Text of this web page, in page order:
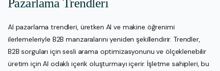
Pazarlama Trendleri
AI pazarlama trendleri, üretken AI ve makine öğrenimi
ilerlemeleriyle B2B manzaralarını yeniden şekillendirir. Trendler,
B2B sorguları için sesli arama optimizasyonunu ve ölçeklenebilir
üretim için AI odaklı içerik oluşturmayı içerir. İşletme sahipleri, bu